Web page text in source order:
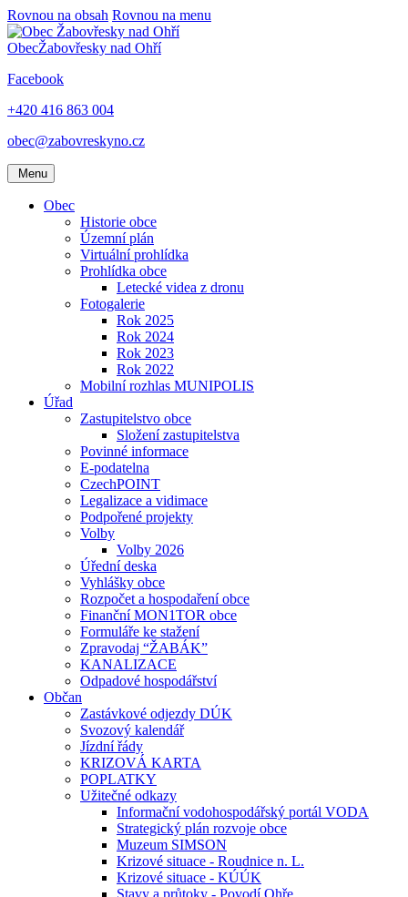
Rovnou na obsah Rovnou na menu
ObecŽabovřesky nad Ohří
Facebook
+420 416 863 004
obec@zabovreskyno.cz
Menu
Obec
Historie obce
Územní plán
Virtuální prohlídka
Prohlídka obce
Letecké videa z dronu
Fotogalerie
Rok 2025
Rok 2024
Rok 2023
Rok 2022
Mobilní rozhlas MUNIPOLIS
Úřad
Zastupitelstvo obce
Složení zastupitelstva
Povinné informace
E-podatelna
CzechPOINT
Legalizace a vidimace
Podpořené projekty
Volby
Volby 2026
Úřední deska
Vyhlášky obce
Rozpočet a hospodaření obce
Finanční MON1TOR obce
Formuláře ke stažení
Zpravodaj “ŽABÁK”
KANALIZACE
Odpadové hospodářství
Občan
Zastávkové odjezdy DÚK
Svozový kalendář
Jízdní řády
KRIZOVÁ KARTA
POPLATKY
Užitečné odkazy
Informační vodohospodářský portál VODA
Strategický plán rozvoje obce
Muzeum SIMSON
Krizové situace - Roudnice n. L.
Krizové situace - KÚÚK
Stavy a průtoky - Povodí Ohře